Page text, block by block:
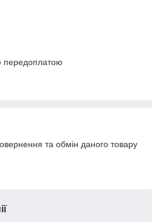
передоплатою
та обмін даного товару